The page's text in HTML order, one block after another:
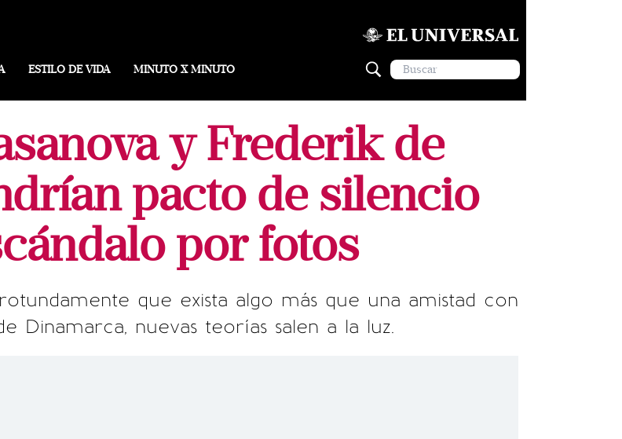
ESTILO DE VIDA MINUTO X MINUTO
y Frederik de
pacto de silencio
por fotos
que exista algo más que una amistad con
Dinamarca, nuevas teorías salen a la luz.